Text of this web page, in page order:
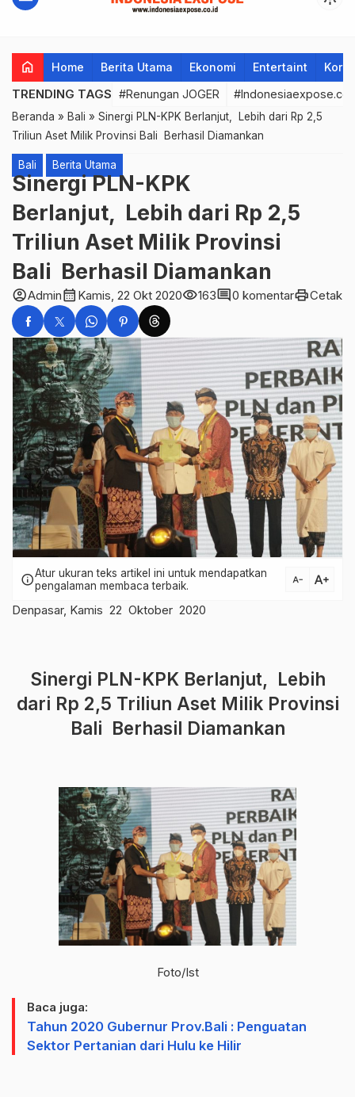
home Home Berita Utama Ekonomi Entertaint
TRENDING TAGS #Renungan JOGER
Beranda » Bali » Sinergi PLN-KPK Berlanjut, Lebih dari Rp 2,5
Triliun Aset Milik Provinsi Bali Berhasil Diamankan
Bali Berita Utama
Sinergi PLN-KPK
Berlanjut, Lebih dari Rp 2,5
Triliun Aset Milik Provinsi
Bali Berhasil Diamankan
account_circleAdmincalendar_month Kamis, 22 Okt 2020visibility163comment0 komentarprintCetak
infoAtur ukuran teks artikel ini untuk mendapatkan
pengalaman membaca terbaik.
text_decrease text_increase
Denpasar, Kamis 22 Oktober 2020
Sinergi PLN-KPK Berlanjut, Lebih
dari Rp 2,5 Triliun Aset Milik Provinsi
Bali Berhasil Diamankan
Foto/Ist
Baca juga:
Tahun 2020 Gubernur Prov.Bali : Penguatan
Sektor Pertanian dari Hulu ke Hilir